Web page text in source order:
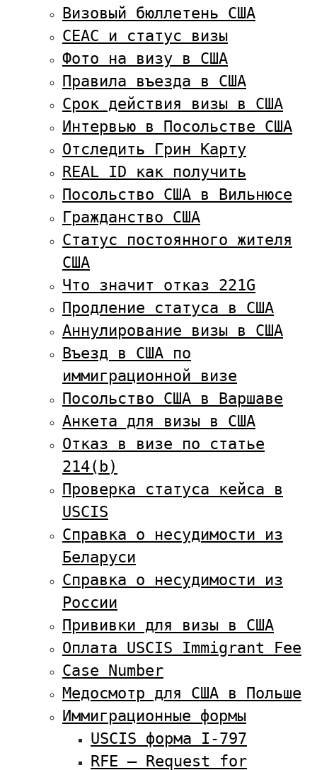
Визовый бюллетень США
CEAC и статус визы
Фото на визу в США
Правила въезда в США
Срок действия визы в США
Интервью в Посольстве США
Отследить Грин Карту
REAL ID как получить
Посольство США в Вильнюсе
Гражданство США
Статус постоянного жителя
США
Что значит отказ 221G
Продление статуса в США
Аннулирование визы в США
Въезд в США по
иммиграционной визе
Посольство США в Варшаве
Анкета для визы в США
Отказ в визе по статье
214(b)
Проверка статуса кейса в
USCIS
Справка о несудимости из
Беларуси
Справка о несудимости из
России
Прививки для визы в США
Оплата USCIS Immigrant Fee
Case Number
Медосмотр для США в Польше
Иммиграционные формы
USCIS форма I-797
RFE — Request for